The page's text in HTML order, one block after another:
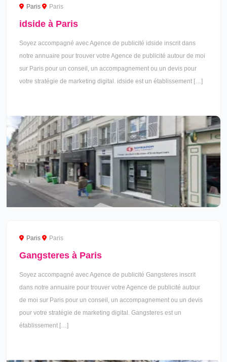
Paris Paris
idside à Paris
Soyez accompagné avec Agence de publicité idside inscrit dans
notre annuaire pour trouver votre Agence de publicité autour de moi
sur Paris pour un conseil, un accompagnement ou un devis pour
votre stratégie de marketing digital. idside est un établissement […]
Paris Paris
Gangsteres à Paris
Soyez accompagné avec Agence de publicité Gangsteres inscrit
dans notre annuaire pour trouver votre Agence de publicité autour
de moi sur Paris pour un conseil, un accompagnement ou un devis
pour votre stratégie de marketing digital. Gangsteres est un
établissement […]